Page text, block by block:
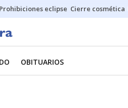
Prohibiciones eclipse Cierre cosmética
OBITUARIOS